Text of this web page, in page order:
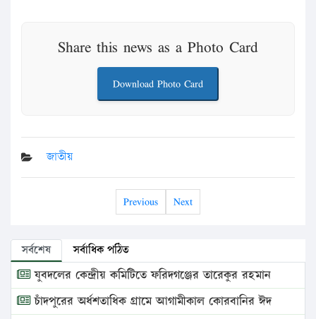
Share this news as a Photo Card
Download Photo Card
জাতীয়
Previous Next
সর্বশেষ সর্বাধিক পঠিত
যুবদলের কেন্দ্রীয় কমিটিতে ফরিদগঞ্জের তারেকুর রহমান
চাঁদপুরের অর্ধশতাধিক গ্রামে আগামীকাল কোরবানির ঈদ